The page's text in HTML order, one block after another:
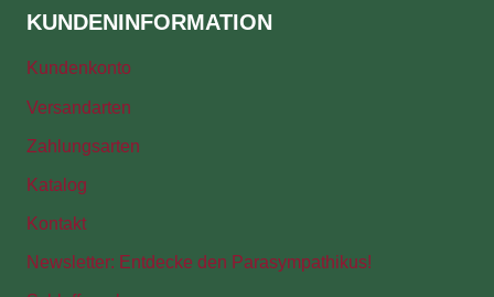
KUNDENINFORMATION
Kundenkonto
Versandarten
Zahlungsarten
Katalog
Kontakt
Newsletter: Entdecke den Parasympathikus!